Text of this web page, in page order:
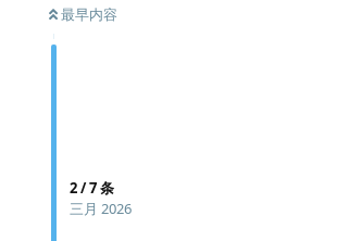
最早内容
2/7条
三月 2026